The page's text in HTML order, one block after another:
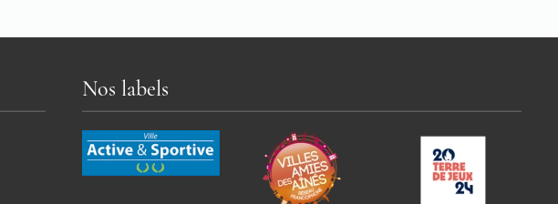
Nos labels